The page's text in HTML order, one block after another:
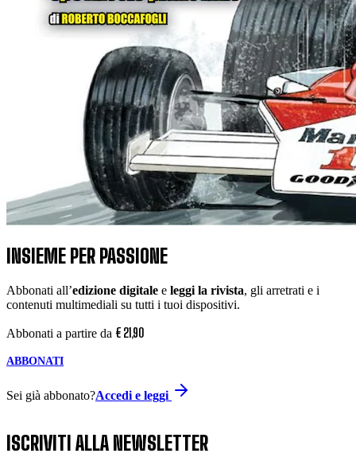
INSIEME PER PASSIONE
Abbonati all’edizione digitale e leggi la rivista, gli arretrati e i
contenuti multimediali su tutti i tuoi dispositivi.
Abbonati a partire da € 21,90
ABBONATI
Sei già abbonato?Accedi e leggi
ISCRIVITI ALLA NEWSLETTER